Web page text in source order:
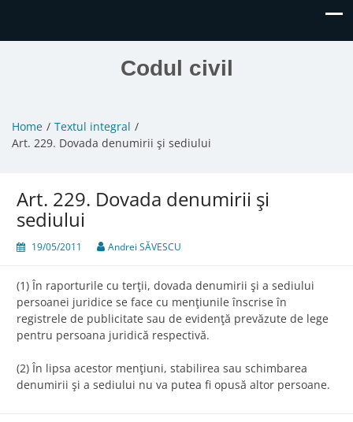
Codul civil
Home
Textul integral
Art. 229. Dovada denumirii şi sediului
Art. 229. Dovada denumirii şi
sediului
19/05/2011 Andrei SĂVESCU
(1) În raporturile cu terţii, dovada denumirii şi a sediului
persoanei juridice se face cu menţiunile înscrise în
registrele de publicitate sau de evidenţă prevăzute de lege
pentru persoana juridică respectivă.
(2) În lipsa acestor menţiuni, stabilirea sau schimbarea
denumirii şi a sediului nu va putea fi opusă altor persoane.